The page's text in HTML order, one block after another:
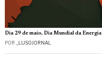
Dia 29 de maio, Dia Mundial da Energia
POR _LUSOJORNAL